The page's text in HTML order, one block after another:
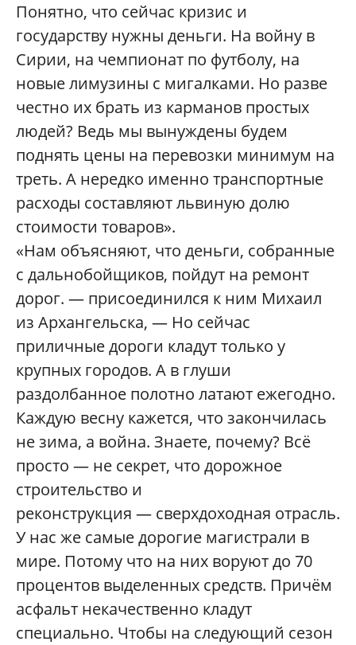
Понятно, что сейчас кризис и
государству нужны деньги. На войну в
Сирии, на чемпионат по футболу, на
новые лимузины с мигалками. Но разве
честно их брать из карманов простых
людей? Ведь мы вынуждены будем
поднять цены на перевозки минимум на
треть. А нередко именно транспортные
расходы составляют львиную долю
стоимости товаров».
«Нам объясняют, что деньги, собранные
с дальнобойщиков, пойдут на ремонт
дорог. — присоединился к ним Михаил
из Архангельска, — Но сейчас
приличные дороги кладут только у
крупных городов. А в глуши
раздолбанное полотно латают ежегодно.
Каждую весну кажется, что закончилась
не зима, а война. Знаете, почему? Всё
просто — не секрет, что дорожное
строительство и
реконструкция — сверхдоходная отрасль.
У нас же самые дорогие магистрали в
мире. Потому что на них воруют до 70
процентов выделенных средств. Причём
асфальт некачественно кладут
специально. Чтобы на следующий сезон